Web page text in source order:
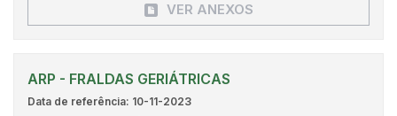
VER ANEXOS
ARP - FRALDAS GERIÁTRICAS
Data de referência: 10-11-2023